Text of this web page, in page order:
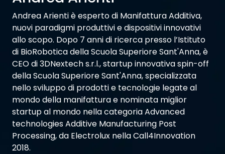
Andrea Arienti è esperto di Manifattura Additiva,
nuovi paradigmi produttivi e dispositivi innovativi
allo scopo. Dopo 7 anni di ricerca presso l’Istituto
di BioRobotica della Scuola Superiore Sant'Anna, è
CEO di 3DNextech s.r.l., startup innovativa spin-off
della Scuola Superiore Sant'Anna, specializzata
nello sviluppo di prodotti e tecnologie legate al
mondo della manifattura e nominata miglior
startup al mondo nella categoria Advanced
technologies Additive Manufacturing Post
Processing, da Electrolux nella Call4Innovation
2018.